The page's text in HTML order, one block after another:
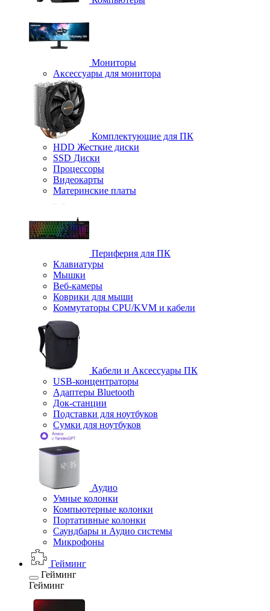
Мониторы
Аксессуары для монитора
Комплектующие для ПК
HDD Жесткие диски
SSD Диски
Процессоры
Видеокарты
Материнские платы
Периферия для ПК
Клавиатуры
Мышки
Веб-камеры
Коврики для мыши
Коммутаторы CPU/KVM и кабели
Кабели и Аксессуары ПК
USB-концентраторы
Адаптеры Bluetooth
Док-станции
Подставки для ноутбуков
Сумки для ноутбуков
Аудио
Умные колонки
Компьютерные колонки
Портативные колонки
Саундбары и Аудио системы
Микрофоны
Гейминг
Гейминг
Гейминг